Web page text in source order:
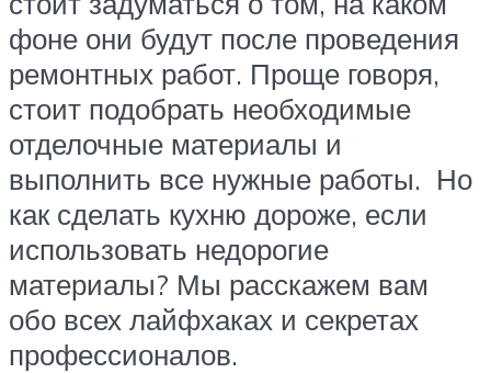
фоне они будут после проведения
ремонтных работ. Проще говоря,
стоит подобрать необходимые
отделочные материалы и
выполнить все нужные работы. Но
как сделать кухню дороже, если
использовать недорогие
материалы? Мы расскажем вам
обо всех лайфхаках и секретах
профессионалов.